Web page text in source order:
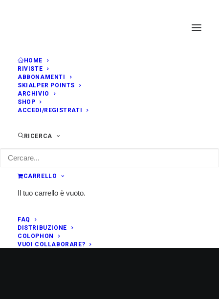
HOME
RIVISTE
ABBONAMENTI
SKIALPER POINTS
ARCHIVIO
SHOP
ACCEDI/REGISTRATI
RICERCA
CARRELLO
Il tuo carrello è vuoto.
FAQ
DISTRIBUZIONE
COLOPHON
VUOI COLLABORARE?